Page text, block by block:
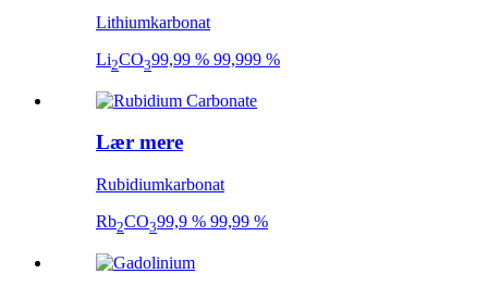
Lithiumkarbonat
Li2CO399,99 % 99,999 %
Lær mere
Rubidiumkarbonat
Rb2CO399,9 % 99,99 %